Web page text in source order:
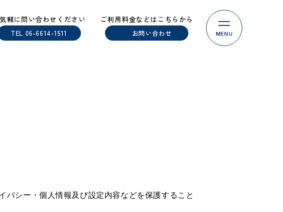
軽に問い合わせください
TEL 06-6614-1511
ご利用料金などはこちらから
お問い合わせ MENU
シー・個人情報及び設定内容などを保護すること